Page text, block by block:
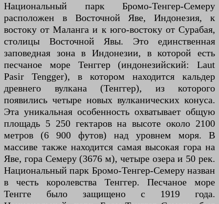
Национальный парк Бромо-Тенгер-Семеру
расположен в Восточной Яве, Индонезия, к
востоку от Маланга и к юго-востоку от Сурабая,
столицы Восточной Явы. Это единственная
заповедная зона в Индонезии, в которой есть
песчаное море Тенггер (индонезийский: Laut
Pasir Tengger), в котором находится кальдер
древнего вулкана (Тенггер), из которого
появились четыре новых вулканических конуса.
Эта уникальная особенность охватывает общую
площадь 5 250 гектаров на высоте около 2100
метров (6 900 футов) над уровнем моря. В
массиве также находится самая высокая гора на
Яве, гора Семеру (3676 м), четыре озера и 50 рек.
Национальный парк Бромо-Тенгер-Семеру назван
в честь королевства Тенггер. Песчаное море
Тенгге было защищено с 1919 года.